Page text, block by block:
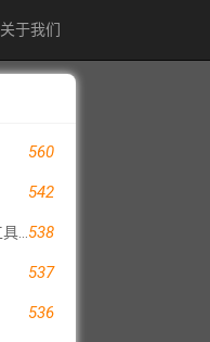
关于我们
560
542
在线工具 - 你的工具箱 538
537
536